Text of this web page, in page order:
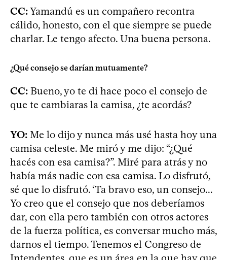
CC:Yamandú es un compañero recontra
cálido, honesto, con el que siempre se puede
charlar. Le tengo afecto. Una buena persona.
¿Qué consejo se darían mutuamente?
CC: Bueno, yo te di hace poco el consejo de
que te cambiaras la camisa, ¿te acordás?
YO: Me lo dijo y nunca más usé hasta hoy una
camisa celeste. Me miró y me dijo: “¿Qué
hacés con esa camisa?”. Miré para atrás y no
había más nadie con esa camisa. Lo disfrutó,
sé que lo disfrutó. ‘Ta bravo eso, un consejo...
Yo creo que el consejo que nos deberíamos
dar, con ella pero también con otros actores
de la fuerza política, es conversar mucho más,
darnos el tiempo. Tenemos el Congreso de